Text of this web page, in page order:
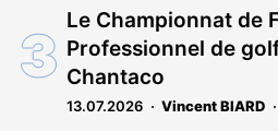
Le Championnat de
Professionnel de
Chantaco
13.07.2026 Vincent BIARD